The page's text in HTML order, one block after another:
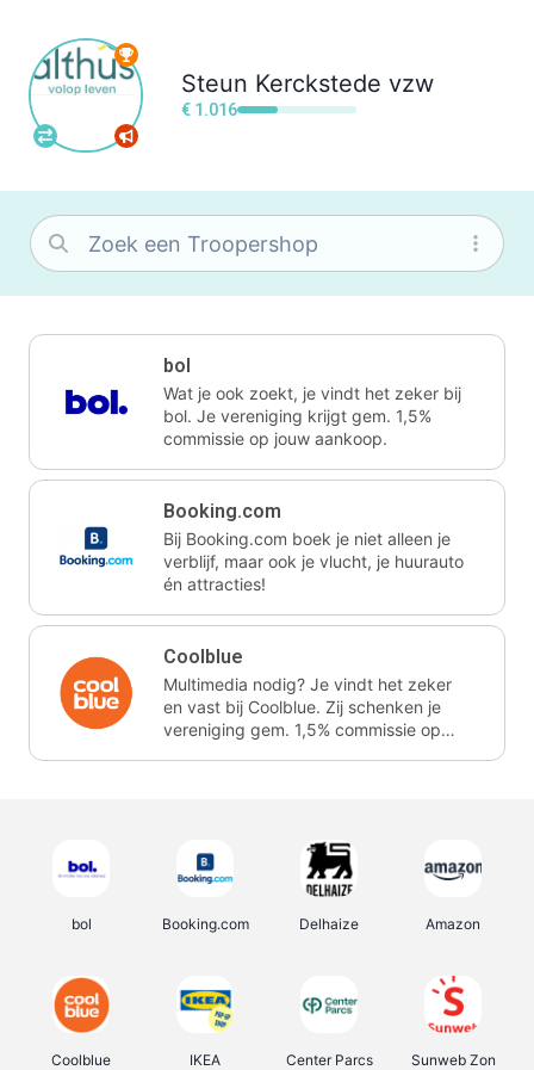
Steun Kerckstede vzw
€ 1.016
bol
Wat je ook zoekt, je vindt het zeker bij
bol. Je vereniging krijgt gem. 1,5%
commissie op jouw aankoop.
Booking.com
Bij Booking.com boek je niet alleen je
verblijf, maar ook je vlucht, je huurauto
én attracties!
Coolblue
Multimedia nodig? Je vindt het zeker
en vast bij Coolblue. Zij schenken je
vereniging gem. 1,5% commissie op
bol Booking.com Delhaize Amazon
Coolblue IKEA Center Parcs Sunweb Zon